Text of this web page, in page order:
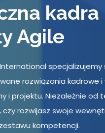
Agile
rozwiązania kadrowe
i projektu. Niezależnie od
czy rozwijasz swoje
kompetencji.